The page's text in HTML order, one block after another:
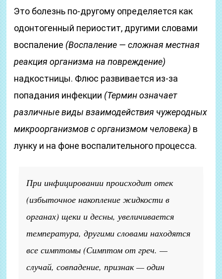
Это болезнь по-другому определяется как
одонтогенный периостит, другими словами
воспаление (Воспаление — сложная местная
реакция организма на повреждение)
надкостницы. Флюс развивается из-за
попадания инфекции (Термин означает
различные виды взаимодействия чужеродных
микроорганизмов с организмом человека) в
лунку и на фоне воспалительного процесса.
При инфицировании происходит отек
(избыточное накопление жидкости в
органах) щеки и десны, увеличивается
температура, другими словами находятся
все симптомы(Симптом от греч. —
случай, совпадение, признак — один